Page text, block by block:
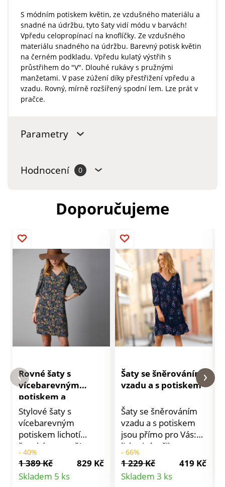
S módním potiskem květin, ze vzdušného materiálu a
snadné na údržbu, tyto šaty vidí módu v barvách!
Vpředu celopropínací na knoflíčky. Ze vzdušného
materiálu snadného na údržbu. Barevný potisk květin
na černém podkladu. Vpředu kulatý výstřih s
průstřihem do "V". Dlouhé rukávy s pružnými
manžetami. V pase zúžení díky přestřižení vpředu a
vzadu. Rovný, mírně rozšířený spodní lem. Lze prát v
pračce.
Parametry
Hodnocení 0
Doporučujeme
Rovné šaty s
vícebarevným
potiskem a
zdůrazněním ramen
Stylové šaty s
vícebarevným
potiskem lichotí
ženské postavě!
Navíc jsou střižené z
eko-odpovědného
materiálu, který je
- 40%
1 389 Kč
829 Kč
Skladem 5 ks
Detail
Šaty se šněrováním
vzadu a s potiskem
Šaty se šněrováním
vzadu a s potiskem
jsou přímo pro Vás:
lichotivý střih,
vzdušný krep a
překřížené šňůrky na
zádech! Vpředu a
- 66%
1 229 Kč
419 Kč
Skladem 3 ks
Detail